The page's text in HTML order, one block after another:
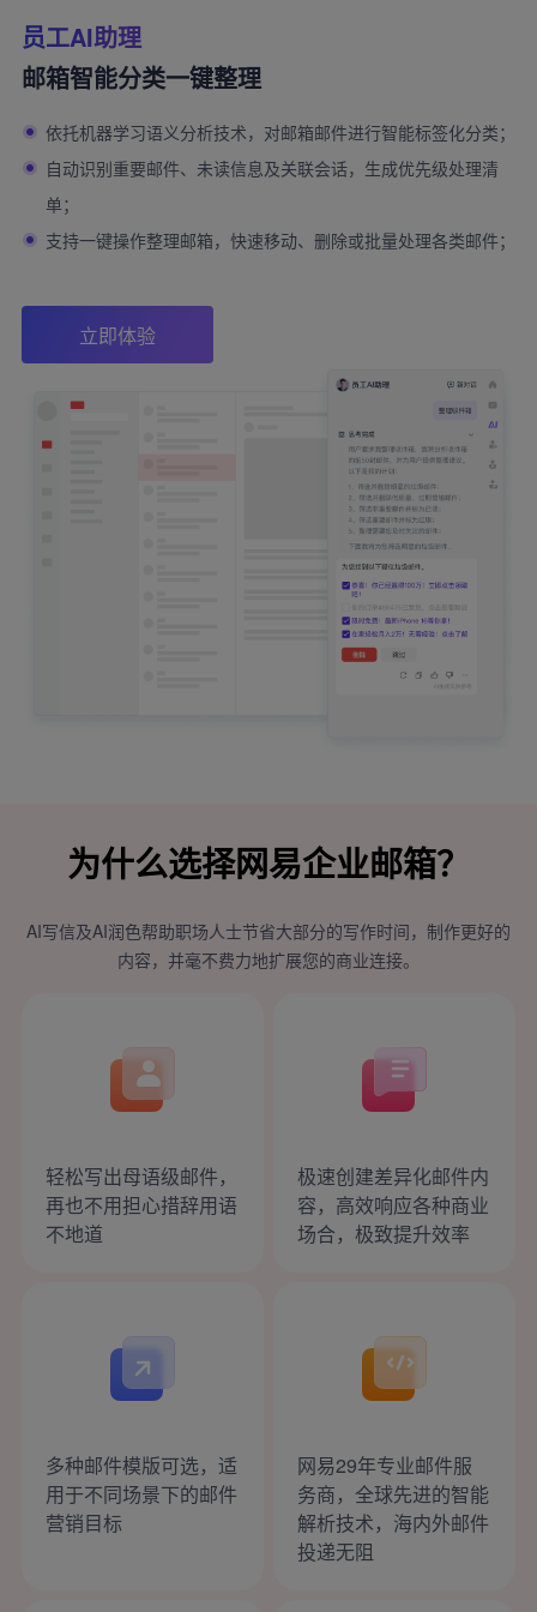
员工AI助理
邮箱智能分类一键整理
依托机器学习语义分析技术，对邮箱邮件进行智能标签化分类；
自动识别重要邮件、未读信息及关联会话，生成优先级处理清
单；
支持一键操作整理邮箱，快速移动、删除或批量处理各类邮件；
立即体验
为什么选择网易企业邮箱？
AI写信及AI润色帮助职场人士节省大部分的写作时间，制作更好的
内容，并毫不费力地扩展您的商业连接。
轻松写出母语级邮件，
再也不用担心措辞用语
不地道
极速创建差异化邮件内
容，高效响应各种商业
场合，极致提升效率
多种邮件模版可选，适
用于不同场景下的邮件
营销目标
网易29年专业邮件服
务商，全球先进的智能
解析技术，海内外邮件
投递无阻